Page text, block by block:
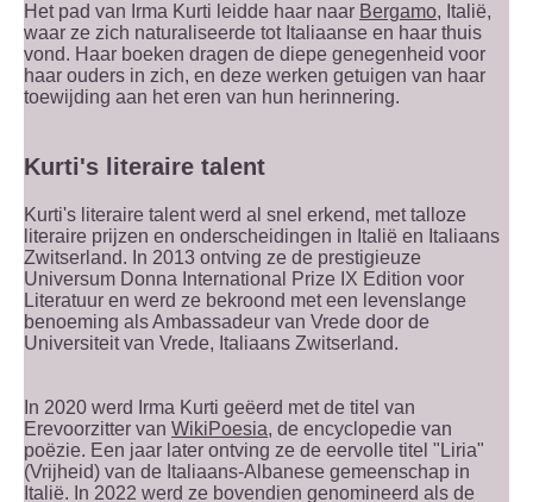
Het pad van Irma Kurti leidde haar naar Bergamo, Italië,
waar ze zich naturaliseerde tot Italiaanse en haar thuis
vond. Haar boeken dragen de diepe genegenheid voor
haar ouders in zich, en deze werken getuigen van haar
toewijding aan het eren van hun herinnering.
Kurti's literaire talent
Kurti's literaire talent werd al snel erkend, met talloze
literaire prijzen en onderscheidingen in Italië en Italiaans
Zwitserland. In 2013 ontving ze de prestigieuze
Universum Donna International Prize IX Edition voor
Literatuur en werd ze bekroond met een levenslange
benoeming als Ambassadeur van Vrede door de
Universiteit van Vrede, Italiaans Zwitserland.
In 2020 werd Irma Kurti geëerd met de titel van
Erevoorzitter van WikiPoesia, de encyclopedie van
poëzie. Een jaar later ontving ze de eervolle titel "Liria"
(Vrijheid) van de Italiaans-Albanese gemeenschap in
Italië. In 2022 werd ze bovendien genomineerd als de